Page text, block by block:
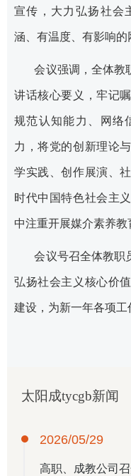
宣传，大力弘扬社会
涵、有温度、有影响的
会议强调，全体教
讲话核心要义，牢记
规范认知能力、网络
力，将党的创新理论
学实践、创作展演、
时代中国特色社会主
中注重开展媒介素养教
会议号召全体教职
弘扬社会主义核心价
建设，为新一年各项工
太阳成tycgb新闻
2026/05/29
高职、成教公司